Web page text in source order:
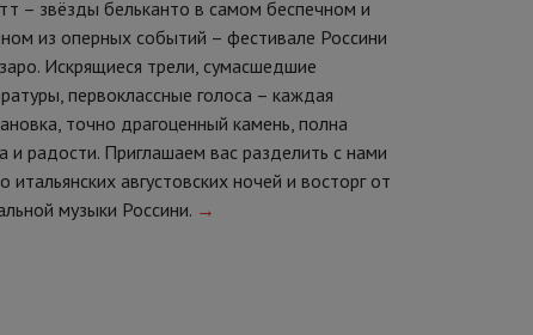
– звёзды бельканто в самом беспечном и
из оперных событий – фестивале Россини
Искрящиеся трели, сумасшедшие
первоклассные голоса – каждая
точно драгоценный камень, полна
и радости. Приглашаем вас разделить с нами
итальянских августовских ночей и восторг от
музыки Россини. →